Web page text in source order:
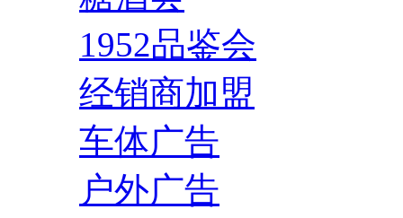
1952品鉴会
经销商加盟
车体广告
户外广告